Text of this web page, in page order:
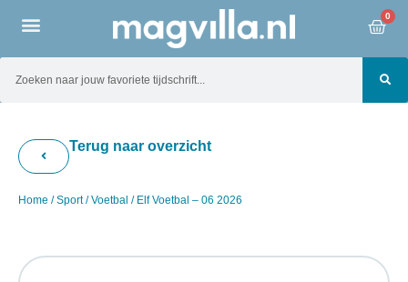
0
Terug naar overzicht
Home /Sport/Voetbal / Elf Voetbal – 06 2026